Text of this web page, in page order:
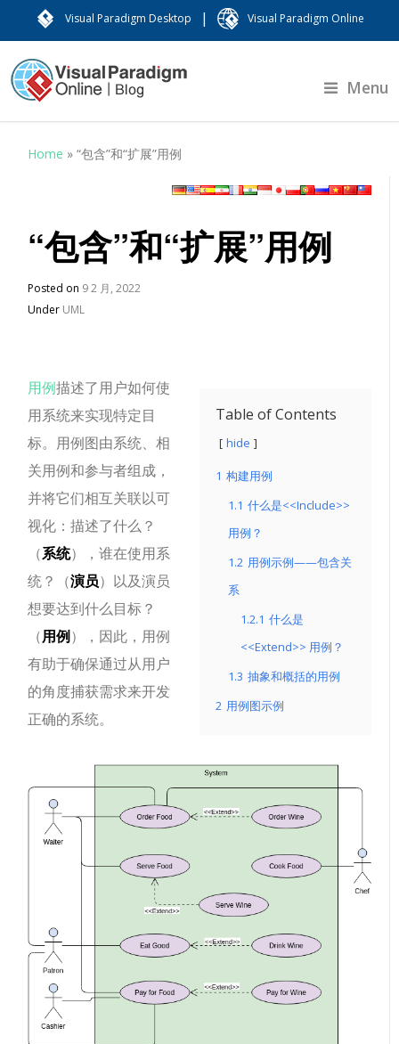
Visual Paradigm Desktop | Visual Paradigm Online
Menu
Home »“包含”和“扩展”用例
“包含”和“扩展”用例
Posted on 9 2 月, 2022
Under UML
Table of Contents
hide
1 构建用例
1.1 什么是<<Include>>
用例？
1.2 用例示例——包含关
系
1.2.1 什么是
<<Extend>> 用例？
1.3 抽象和概括的用例
2 用例图示例
用例描述了用户如何使
用系统来实现特定目
标。 用例图由系统、相
关用例和参与者组成，
并将它们相互关联以可
视化：描述了什么？
（系统），谁在使用系
统？（演员）以及演员
想要达到什么目标？
（用例），因此，用例
有助于确保通过从用户
的角度捕获需求来开发
正确的系统。